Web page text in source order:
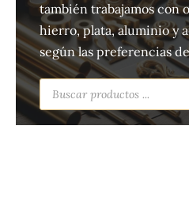
también trabajamos con
hierro, plata, aluminio y
según las preferencias
Búsqueda
de
productos